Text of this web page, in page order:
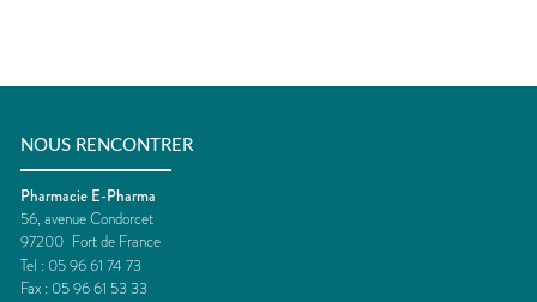
NOUS RENCONTRER
Pharmacie E-Pharma
56, avenue Condorcet
97200 Fort de France
Tel : 05 96 61 74 73
Fax : 05 96 61 53 33